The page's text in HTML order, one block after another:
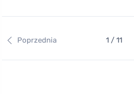
Poprzednia 1 / 11